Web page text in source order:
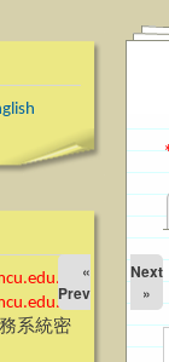
系統密
«
Prev
Next
»